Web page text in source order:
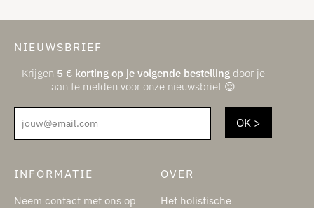
NIEUWSBRIEF
Krijgen 5 €korting op je volgende bestellingdoor je
aan te melden voor onze nieuwsbrief 😌
jouw@email.com
INFORMATIE
Neem contact met ons op
OVER
Het holistische